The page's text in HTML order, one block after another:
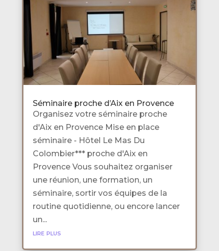
Séminaire proche d’Aix en Provence
Organisez votre séminaire proche
d'Aix en Provence Mise en place
séminaire - Hôtel Le Mas Du
Colombier*** proche d'Aix en
Provence Vous souhaitez organiser
une réunion, une formation, un
séminaire, sortir vos équipes de la
routine quotidienne, ou encore lancer
un...
lire plus